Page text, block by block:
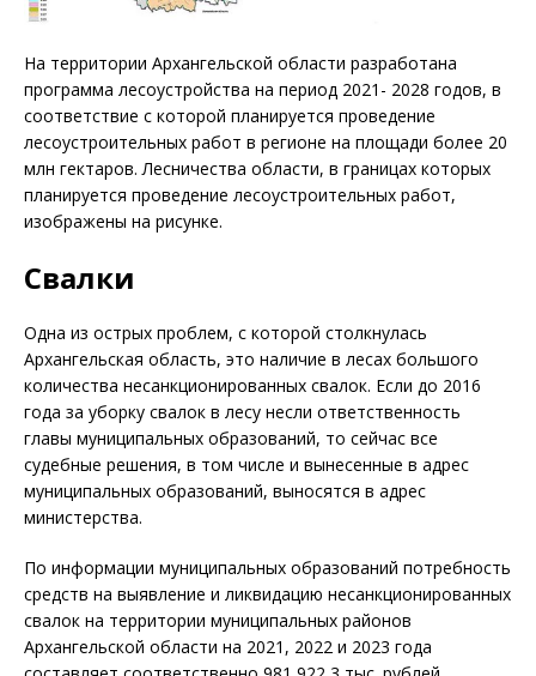
На территории Архангельской области разработана
программа лесоустройства на период 2021- 2028 годов, в
соответствие с которой планируется проведение
лесоустроительных работ в регионе на площади более 20
млн гектаров. Лесничества области, в границах которых
планируется проведение лесоустроительных работ,
изображены на рисунке.
Свалки
Одна из острых проблем, с которой столкнулась
Архангельская область, это наличие в лесах большого
количества несанкционированных свалок. Если до 2016
года за уборку свалок в лесу несли ответственность
главы муниципальных образований, то сейчас все
судебные решения, в том числе и вынесенные в адрес
муниципальных образований, выносятся в адрес
министерства.
По информации муниципальных образований потребность
средств на выявление и ликвидацию несанкционированных
свалок на территории муниципальных районов
Архангельской области на 2021, 2022 и 2023 года